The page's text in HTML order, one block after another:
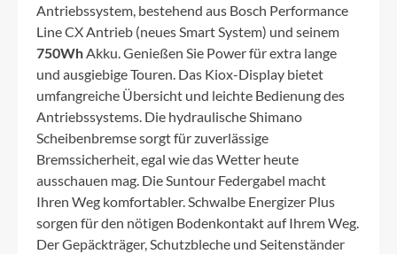
Antriebssystem, bestehend aus Bosch Performance
Line CX Antrieb (neues Smart System) und seinem
750WhAkku. Genießen Sie Power für extra lange
und ausgiebige Touren. Das Kiox-Display bietet
umfangreiche Übersicht und leichte Bedienung des
Antriebssystems. Die hydraulische Shimano
Scheibenbremse sorgt für zuverlässige
Bremssicherheit, egal wie das Wetter heute
ausschauen mag. Die Suntour Federgabel macht
Ihren Weg komfortabler. Schwalbe Energizer Plus
sorgen für den nötigen Bodenkontakt auf Ihrem Weg.
Der Gepäckträger, Schutzbleche und Seitenständer